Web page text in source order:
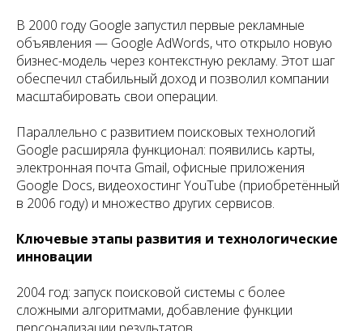
В 2000 году Google запустил первые рекламные
объявления — Google AdWords, что открыло новую
бизнес-модель через контекстную рекламу. Этот шаг
обеспечил стабильный доход и позволил компании
масштабировать свои операции.
Параллельно с развитием поисковых технологий
Google расширяла функционал: появились карты,
электронная почта Gmail, офисные приложения
Google Docs, видеохостинг YouTube (приобретённый
в 2006 году) и множество других сервисов.
Ключевые этапы развития и технологические
инновации
2004 год: запуск поисковой системы с более
сложными алгоритмами, добавление функции